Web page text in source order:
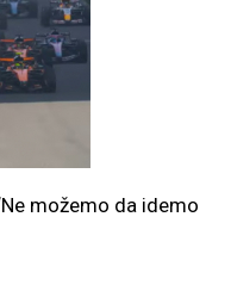
možemo da idemo